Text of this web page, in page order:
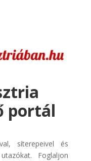
portál
síterepeivel és
Foglaljon